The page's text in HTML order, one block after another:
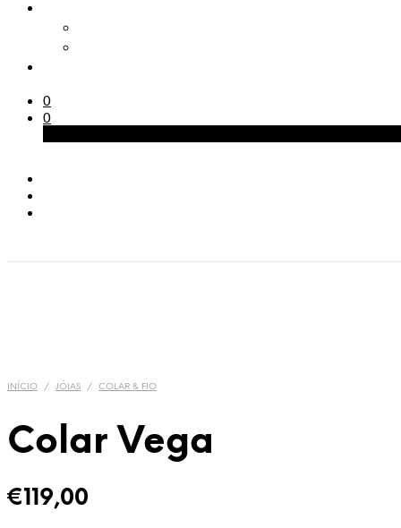
0
0
INÍCIO / JÓIAS / COLAR & FIO
Colar Vega
€119,00